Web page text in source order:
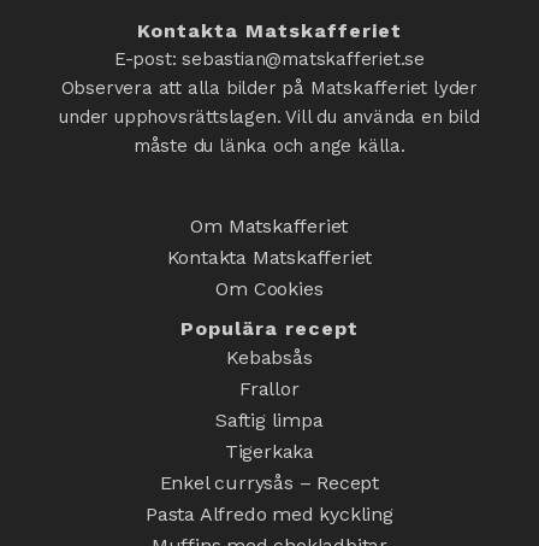
Kontakta Matskafferiet
E-post: sebastian@matskafferiet.se
Observera att alla bilder på Matskafferiet lyder
under upphovsrättslagen. Vill du använda en bild
måste du länka och ange källa.
Om Matskafferiet
Kontakta Matskafferiet
Om Cookies
Populära recept
Kebabsås
Frallor
Saftig limpa
Tigerkaka
Enkel currysås – Recept
Pasta Alfredo med kyckling